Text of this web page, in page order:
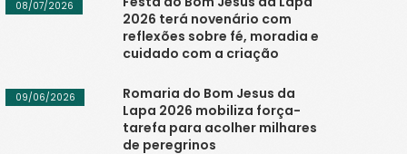
2026 terá novenário com
reflexões sobre fé, moradia e
cuidado com a criação
08/07/2026
Romaria do Bom Jesus da
Lapa 2026 mobiliza força-
tarefa para acolher milhares
de peregrinos
09/06/2026